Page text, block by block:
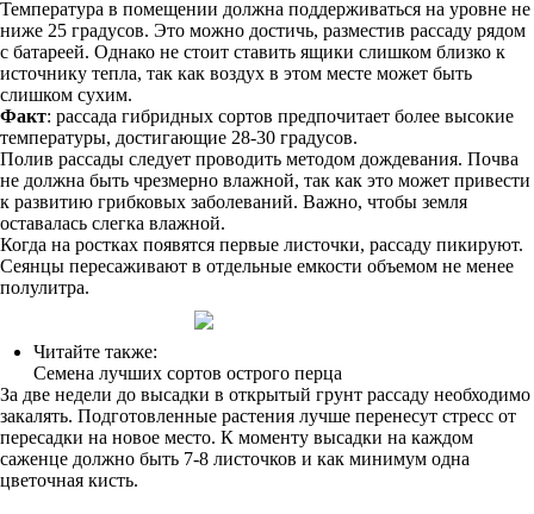
Температура в помещении должна поддерживаться на уровне не
ниже 25 градусов. Это можно достичь, разместив рассаду рядом
с батареей. Однако не стоит ставить ящики слишком близко к
источнику тепла, так как воздух в этом месте может быть
слишком сухим.
Факт: рассада гибридных сортов предпочитает более высокие
температуры, достигающие 28-30 градусов.
Полив рассады следует проводить методом дождевания. Почва
не должна быть чрезмерно влажной, так как это может привести
к развитию грибковых заболеваний. Важно, чтобы земля
оставалась слегка влажной.
Когда на ростках появятся первые листочки, рассаду пикируют.
Сеянцы пересаживают в отдельные емкости объемом не менее
полулитра.
Читайте также:
Семена лучших сортов острого перца
За две недели до высадки в открытый грунт рассаду необходимо
закалять. Подготовленные растения лучше перенесут стресс от
пересадки на новое место. К моменту высадки на каждом
саженце должно быть 7-8 листочков и как минимум одна
цветочная кисть.